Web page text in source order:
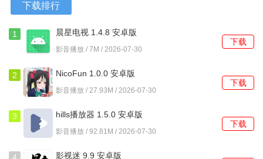
1、均衡器预设了多种场景模式，如古典、流行、摇滚，也支
持手动调节各频段参数。
2、睡眠定时器可以设定在播放完当前列表或固定时间后，逐
渐降低音量并停止播放。
3、歌曲信息编辑器能够修改本地音乐文件的标签，包括标
题、歌手、专辑和封面图。
4、播放队列管理支持临时添加歌曲、调整顺序以及保存为新
的歌单以便下次使用。
下载排行
1 晨星电视 1.4.8 安卓版
影音播放 / 7M / 2026-07-30
下载
2 NicoFun 1.0.0 安卓版
影音播放 / 27.93M / 2026-07-30
下载
3 hills播放器 1.5.0 安卓版
影音播放 / 92.81M / 2026-07-30
下载
影视迷 9.9 安卓版